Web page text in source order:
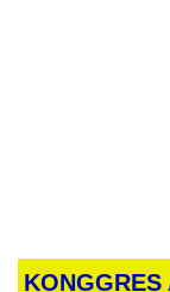
KONGGRES